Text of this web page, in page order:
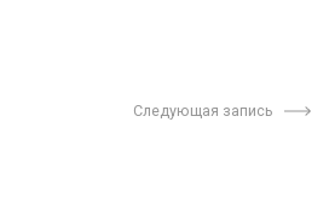
Следующая запись